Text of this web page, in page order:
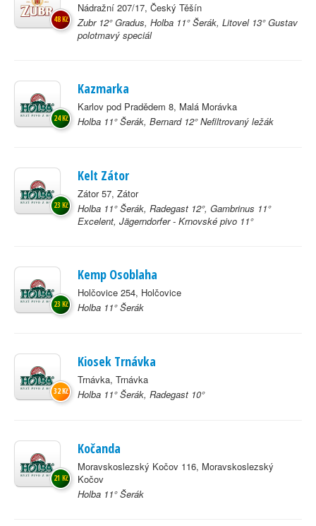
Nádražní 207/17, Český Těšín
Zubr 12° Gradus, Holba 11° Šerák, Litovel 13° Gustav
polotmavý speciál
48 Kč
Kazmarka
Karlov pod Pradědem 8, Malá Morávka
Holba 11° Šerák, Bernard 12° Nefiltrovaný ležák
24 Kč
Kelt Zátor
Zátor 57, Zátor
Holba 11° Šerák, Radegast 12°, Gambrinus 11°
Excelent, Jägerndorfer - Krnovské pivo 11°
23 Kč
Kemp Osoblaha
Holčovice 254, Holčovice
Holba 11° Šerák
23 Kč
Kiosek Trnávka
Trnávka, Trnávka
Holba 11° Šerák, Radegast 10°
32 Kč
Kočanda
Moravskoslezský Kočov 116, Moravskoslezský
Kočov
Holba 11° Šerák
21 Kč